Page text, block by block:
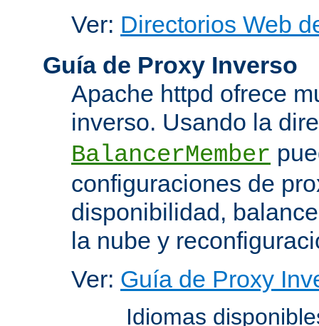
Ver: Directorios Web
Guía de Proxy Inverso
Apache httpd ofrece
inverso. Usando la
BalancerMember
configuraciones de
disponibilidad,
la nube y
Ver: Guía de Proxy
Idiomas